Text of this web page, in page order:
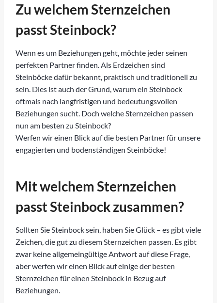
Zu welchem Sternzeichen
passt Steinbock?
Wenn es um Beziehungen geht, möchte jeder seinen
perfekten Partner finden. Als Erdzeichen sind
Steinböcke dafür bekannt, praktisch und traditionell zu
sein. Dies ist auch der Grund, warum ein Steinbock
oftmals nach langfristigen und bedeutungsvollen
Beziehungen sucht. Doch welche Sternzeichen passen
nun am besten zu Steinbock?
Werfen wir einen Blick auf die besten Partner für unsere
engagierten und bodenständigen Steinböcke!
Mit welchem Sternzeichen
passt Steinbock zusammen?
Sollten Sie Steinbock sein, haben Sie Glück – es gibt viele
Zeichen, die gut zu diesem Sternzeichen passen. Es gibt
zwar keine allgemeingültige Antwort auf diese Frage,
aber werfen wir einen Blick auf einige der besten
Sternzeichen für einen Steinbock in Bezug auf
Beziehungen.